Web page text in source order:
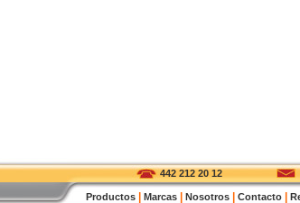
442 212 20 12
Productos Marcas Nosotros Contacto